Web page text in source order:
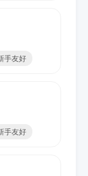
手友好
手友好